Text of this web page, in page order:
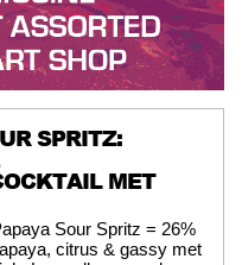
SPRITZ:
MET
Sour Spritz = 26%
citrus & gassy met